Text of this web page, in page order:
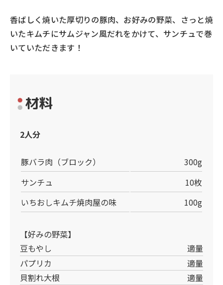
香ばしく焼いた厚切りの豚肉、お好みの野菜、さっと焼
いたキムチにサムジャン風だれをかけて、サンチュで巻
いていただきます！
材料
2人分
豚バラ肉（ブロック）
300g
サンチュ
10枚
いちおしキムチ焼肉屋の味
100g
【好みの野菜】
豆もやし
適量
パプリカ
適量
貝割れ大根
適量